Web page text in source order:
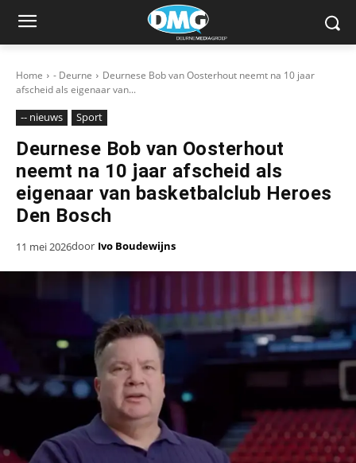
Home - Deurne
Deurnese Bob van Oosterhout neemt na 10 jaar
afscheid als eigenaar van...
-- nieuws Sport
Deurnese Bob van Oosterhout
neemt na 10 jaar afscheid als
eigenaar van basketbalclub Heroes
Den Bosch
11 mei 2026door Ivo Boudewijns